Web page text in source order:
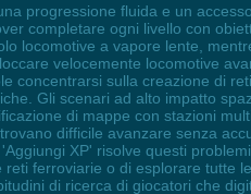
progressione fluida e un
completare ogni livello con
locomotive a vapore lente,
velocemente locomotive
concentrarsi sulla creazione di
Gli scenari ad alto impatto
di mappe con stazioni
difficile avanzare senza
XP' risolve questi
ferroviarie o di esplorare tutte
di ricerca di giocatori che